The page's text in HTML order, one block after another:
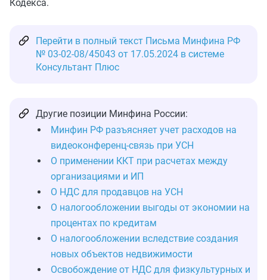
Кодекса.
Перейти в полный текст Письма Минфина РФ
№ 03-02-08/45043 от 17.05.2024 в системе
Консультант Плюс
Другие позиции Минфина России:
Минфин РФ разъясняет учет расходов на
видеоконференц-связь при УСН
О применении ККТ при расчетах между
организациями и ИП
О НДС для продавцов на УСН
О налогообложении выгоды от экономии на
процентах по кредитам
О налогообложении вследствие создания
новых объектов недвижимости
Освобождение от НДС для физкультурных и